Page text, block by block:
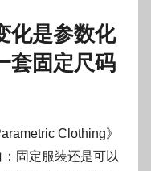
化是参数化
套固定尺码
Clothing》
固定服装还是可以